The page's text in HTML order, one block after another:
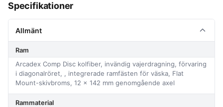
Specifikationer
Allmänt
Ram
Arcadex Comp Disc kolfiber, invändig vajerdragning, förvaring
i diagonalröret, , integrerade ramfästen för väska, Flat
Mount-skivbroms, 12 x 142 mm genomgående axel
Rammaterial